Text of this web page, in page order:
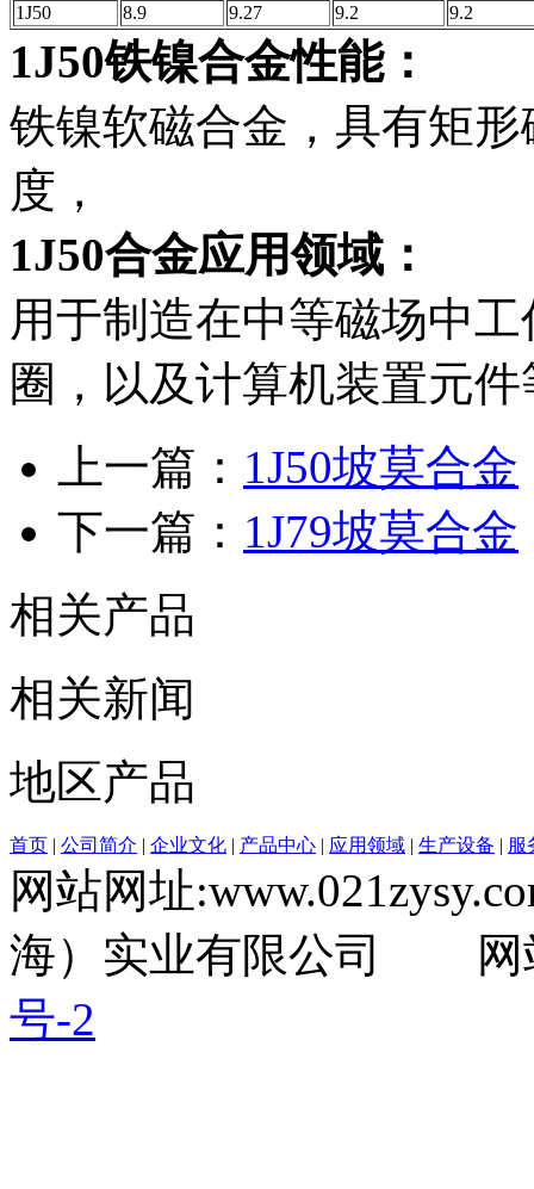
1J50
8.9 9.27 9.2 9.2
1J50铁镍合金性能：
铁镍软磁合金，具有矩
度，
1J50合金应用领域：
用于制造在中等磁场中
圈，以及计算机装置元件
上一篇： 1J50坡莫合金
下一篇： 1J79坡莫合金
相关产品
相关新闻
地区产品
首页 | 公司简介 | 企业文化 | 产品中心 | 应用领域 | 生产设备 | 服
网站网址
海）实业有限公司 网
号-2